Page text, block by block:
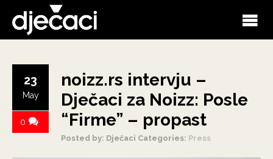
noizz.rs intervju –
Dječaci za Noizz: Posle
“Firme” – propast
Posted by: Dječaci Categories: Press
23
May
0